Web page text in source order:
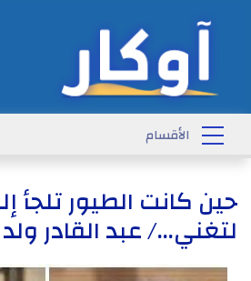
حين كانت الطيور تلجأ
لتغني…/ عبد القادر